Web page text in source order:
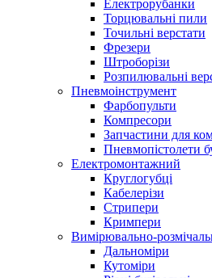
Електрорубанки
Торцювальні пили
Точильні верстати
Фрезери
Штроборізи
Розпилювальні
Пневмоінструмент
Фарбопульти
Компресори
Запчастини для
Пневмопістолети
Електромонтажний
Круглогубці
Кабелерізи
Стрипери
Кримпери
Вимірювально-
Дальноміри
Кутоміри